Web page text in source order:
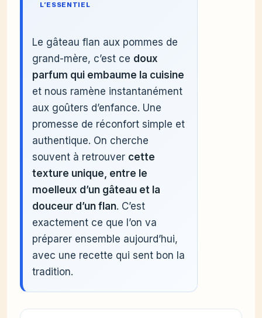
L’ESSENTIEL
Le gâteau flan aux pommes de
grand-mère, c’est ce doux
parfum qui embaume la cuisine
et nous ramène instantanément
aux goûters d’enfance. Une
promesse de réconfort simple et
authentique. On cherche
souvent à retrouver cette
texture unique, entre le
moelleux d’un gâteau et la
douceur d’un flan. C’est
exactement ce que l’on va
préparer ensemble aujourd’hui,
avec une recette qui sent bon la
tradition.